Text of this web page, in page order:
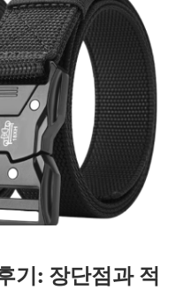
기: 장단점과 적